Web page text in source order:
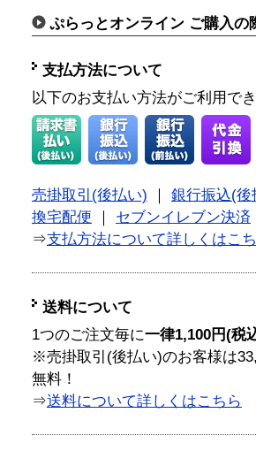
ぷらっとオンライン ご購入の
支払方法について
以下のお支払い方法がご利用で
売掛取引(後払い)
銀行振込(後
換宅配便
セブンイレブン決済
⇒支払方法について詳しくはこ
送料について
1つのご注文毎に一律1,100円(税
※売掛取引(後払い)のお客様は
無料！
⇒送料について詳しくはこちら